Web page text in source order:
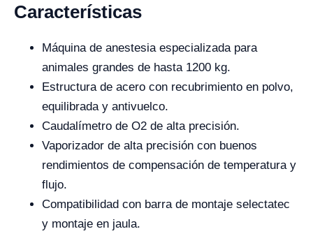
Características
Máquina de anestesia especializada para
animales grandes de hasta 1200 kg.
Estructura de acero con recubrimiento en polvo,
equilibrada y antivuelco.
Caudalímetro de O2 de alta precisión.
Vaporizador de alta precisión con buenos
rendimientos de compensación de temperatura y
flujo.
Compatibilidad con barra de montaje selectatec
y montaje en jaula.